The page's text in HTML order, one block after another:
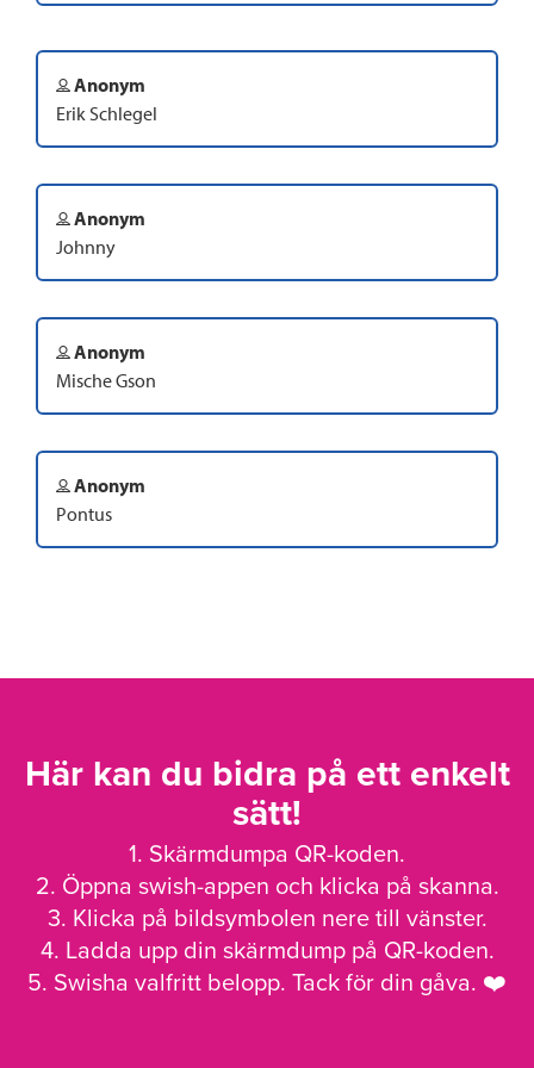
Anonym
Erik Schlegel
Anonym
Johnny
Anonym
Mische Gson
Anonym
Pontus
Här kan du bidra på ett enkelt
sätt!
1. Skärmdumpa QR-koden.
2. Öppna swish-appen och klicka på skanna.
3. Klicka på bildsymbolen nere till vänster.
4. Ladda upp din skärmdump på QR-koden.
5. Swisha valfritt belopp. Tack för din gåva. ❤️